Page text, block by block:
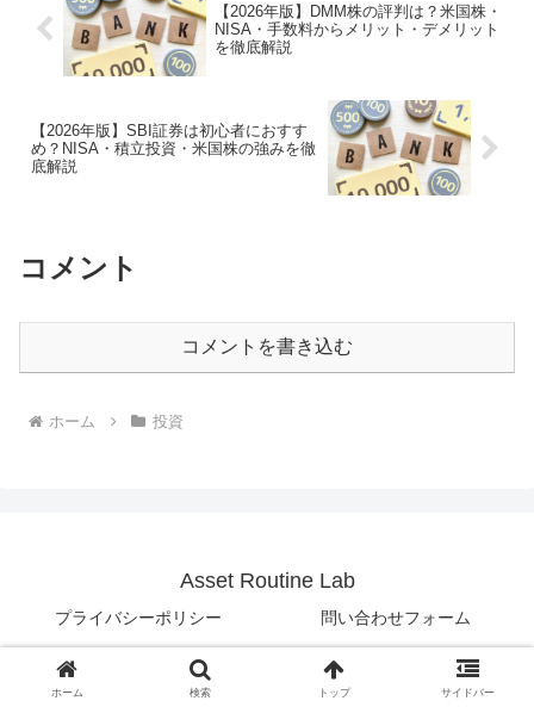
【2026年版】DMM株の評判は？米国株・
NISA・手数料からメリット・デメリット
を徹底解説
【2026年版】SBI証券は初心者におすす
め？NISA・積立投資・米国株の強みを徹
底解説
コメント
コメントを書き込む
ホーム 投資
Asset Routine Lab
プライバシーポリシー 問い合わせフォーム
© 2025 Asset Routine Lab.
ホーム 検索 トップ サイドバー